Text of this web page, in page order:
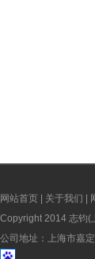
网站首页 关于我们
Copyright 2014 志钧(
公司地址：上海市嘉